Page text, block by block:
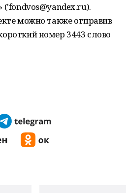
('fondvos@yandex.ru).
можно также отправив
номер 3443 слово